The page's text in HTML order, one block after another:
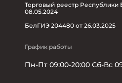
Торговый реестр Республики
08.05.2024
БелГИЭ 204480 от 26.03.2025
График работы
Пн-Пт 09:00-20:00 Сб-Вс